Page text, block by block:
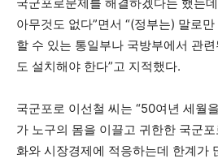
아무것도 없다”면서 “(정부는) 말로
할 수 있는 통일부나 국방부에서 관
도 설치해야 한다”고 지적했다.
국군포로 이선철 씨는 “50여년 세월
가 노구의 몸을 이끌고 귀한한 국군
화와 시장경제에 적응하는데 한계가